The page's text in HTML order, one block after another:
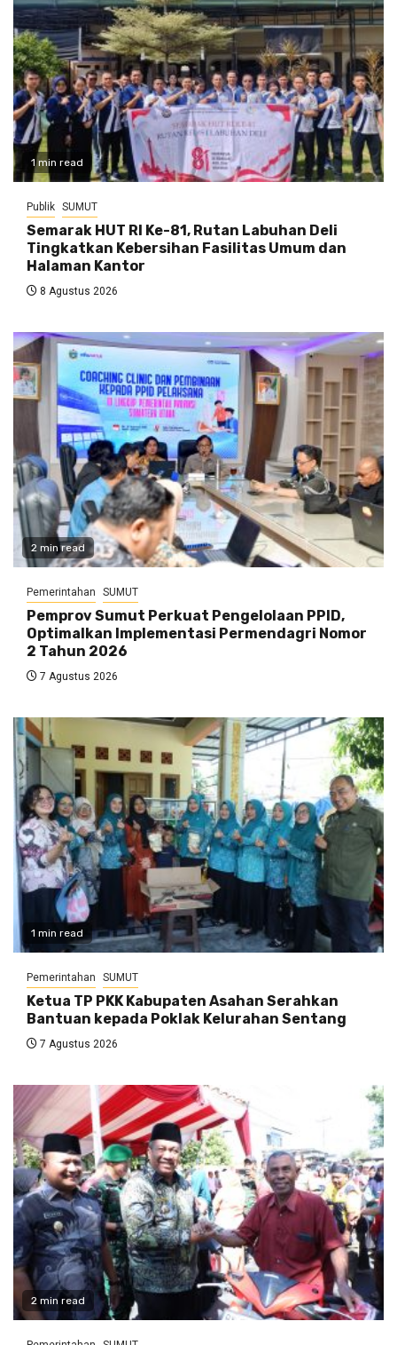
1 min read
Publik SUMUT
Semarak HUT RI Ke-81, Rutan Labuhan Deli
Tingkatkan Kebersihan Fasilitas Umum dan
Halaman Kantor
8 Agustus 2026
2 min read
Pemerintahan SUMUT
Pemprov Sumut Perkuat Pengelolaan PPID,
Optimalkan Implementasi Permendagri Nomor
2 Tahun 2026
7 Agustus 2026
1 min read
Pemerintahan SUMUT
Ketua TP PKK Kabupaten Asahan Serahkan
Bantuan kepada Poklak Kelurahan Sentang
7 Agustus 2026
2 min read